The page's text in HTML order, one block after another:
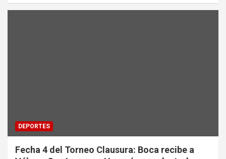
DEPORTES
Fecha 4 del Torneo Clausura: Boca recibe a